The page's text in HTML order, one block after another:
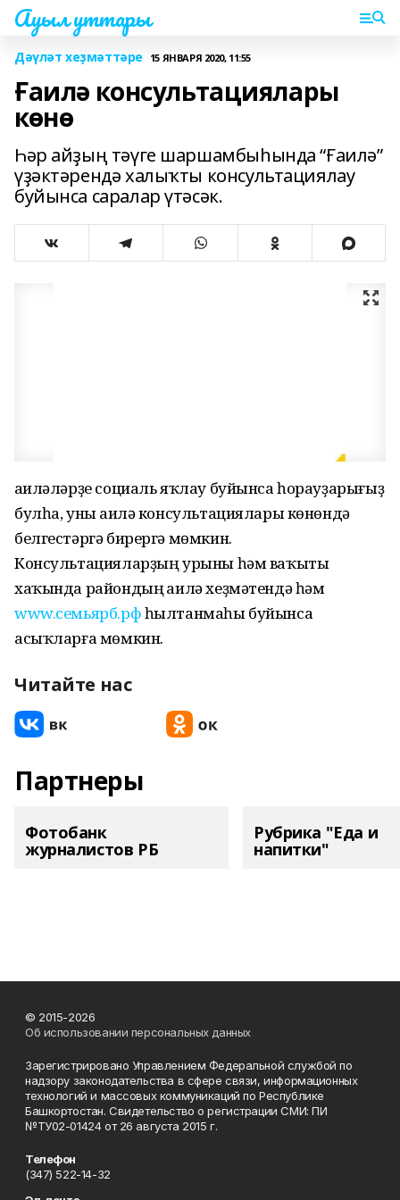
Ауыл уттары
Дәүләт хеҙмәттәре 15 ЯНВАРЯ 2020, 11:55
Ғаилә консультациялары
көнө
Һәр айҙың тәүге шаршамбыһында “Ғаилә”
үҙәктәрендә халыҡты консультациялау
буйынса саралар үтәсәк.
Ғаиләләрҙе социаль яҡлау буйынса һорауҙарығыҙ
булһа, уны Ғаилә консультациялары көнөндә
белгестәргә бирергә мөмкин.
Консультацияларҙың урыны һәм ваҡыты
хаҡында райондың Ғаилә хеҙмәтендә һәм
www.семьярб.рфһылтанмаһы буйынса
асыҡларға мөмкин.
Читайте нас
Партнеры
Фотобанк
журналистов РБ
Рубрика "Еда и
напитки"
© 2015-2026
Об использовании персональных данных
Зарегистрировано Управлением Федеральной службой по
надзору законодательства в сфере связи, информационных
технологий и массовых коммуникаций по Республике
Башкортостан. Свидетельство о регистрации СМИ: ПИ
№ТУ02-01424 от 26 августа 2015 г.
Телефон
(347) 522-14-32